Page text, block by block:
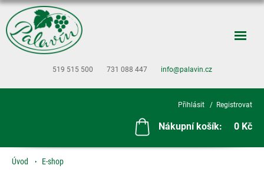
519 515 500 731 088 447 info@palavin.cz
Přihlásit Registrovat
Nákupní košík: 0 Kč
Úvod E-shop